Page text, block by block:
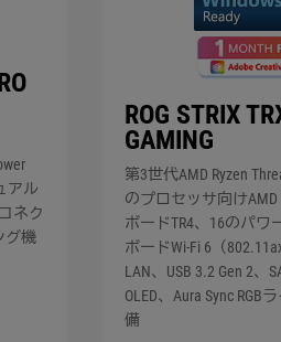
アル
ネク
グ機
ROG STRIX
GAMING
第3世代AMD Ryzen
のプロセッサ向けAMD
ボードTR4、16のパワ
ボードWi-Fi 6（
LAN、USB 3.2 Gen 2、
OLED、Aura Sync RGB
備